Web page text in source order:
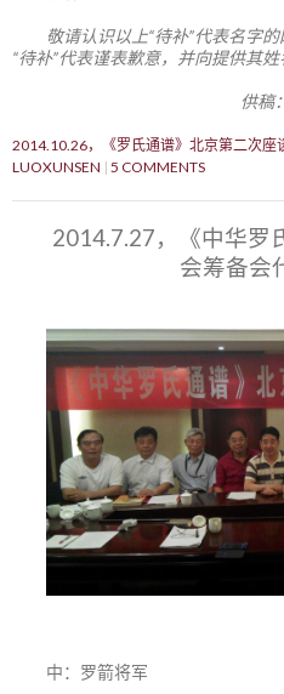
敬请认识以上“待补”代表名字
“待补”代表谨表歉意，并向提供其姓
供稿
2014.10.26，《罗氏通谱》北京第二次座
LUOXUNSEN 5 COMMENTS
2014.7.27，《中华罗
会筹备会
中：罗箭将军